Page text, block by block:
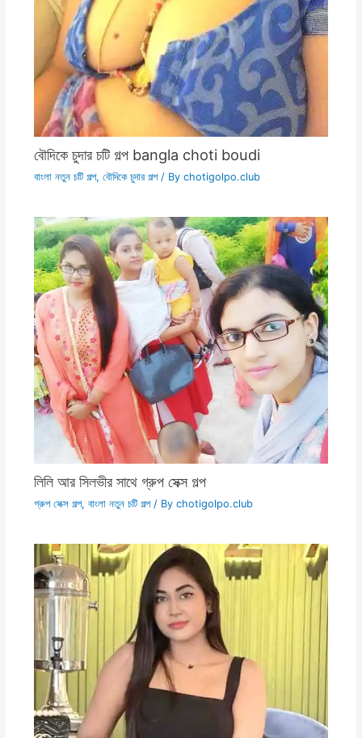
বৌদিকে চুদার চটি গল্প bangla choti boudi
বাংলা নতুন চটি গল্প, বৌদিকে চুদার গল্প/ By chotigolpo.club
লিলি আর সিলভীর সাথে গ্রুপ সেক্স গল্প
গ্রুপ সেক্স গল্প, বাংলা নতুন চটি গল্প/ By chotigolpo.club